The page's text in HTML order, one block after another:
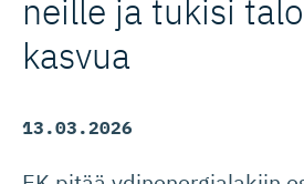
neille ja tukisi
kasvua
13.03.2026